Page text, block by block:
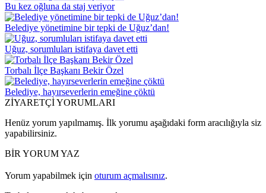
Bu kez oğluna da staj veriyor
Belediye yönetimine bir tepki de Uğuz’dan!
Uğuz, sorumluları istifaya davet etti
Torbalı İlçe Başkanı Bekir Özel
Belediye, hayırseverlerin emeğine çöktü
ZİYARETÇİ YORUMLARI
Henüz yorum yapılmamış. İlk yorumu aşağıdaki form aracılığıyla siz
yapabilirsiniz.
BİR YORUM YAZ
Yorum yapabilmek için oturum açmalısınız.